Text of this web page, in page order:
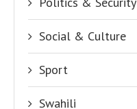
Social & Culture
Sport
Swahili